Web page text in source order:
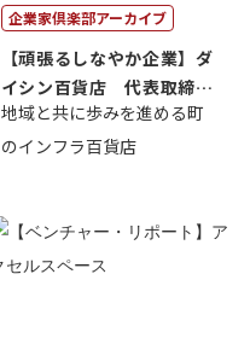
企業家倶楽部アーカイブ
【頑張るしなやか企業】ダ
イシン百貨店 代表取締役
社長 西山 ...
地域と共に歩みを進める町
のインフラ百貨店